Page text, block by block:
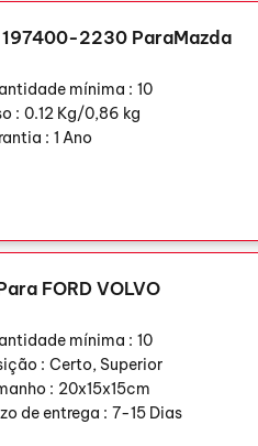
197400-2230 ParaMazda
mínima : 10
: 0.12 Kg/0,86 kg
: 1 Ano
FORD VOLVO
mínima : 10
: Certo, Superior
: 20x15x15cm
de entrega : 7-15 Dias